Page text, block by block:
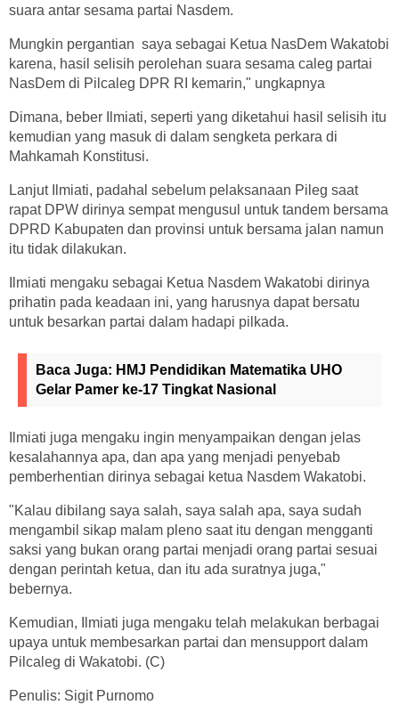
suara antar sesama partai Nasdem.
Mungkin pergantian saya sebagai Ketua NasDem Wakatobi
karena, hasil selisih perolehan suara sesama caleg partai
NasDem di Pilcaleg DPR RI kemarin," ungkapnya
Dimana, beber Ilmiati, seperti yang diketahui hasil selisih itu
kemudian yang masuk di dalam sengketa perkara di
Mahkamah Konstitusi.
Lanjut Ilmiati, padahal sebelum pelaksanaan Pileg saat
rapat DPW dirinya sempat mengusul untuk tandem bersama
DPRD Kabupaten dan provinsi untuk bersama jalan namun
itu tidak dilakukan.
Ilmiati mengaku sebagai Ketua Nasdem Wakatobi dirinya
prihatin pada keadaan ini, yang harusnya dapat bersatu
untuk besarkan partai dalam hadapi pilkada.
Baca Juga: HMJ Pendidikan Matematika UHO
Gelar Pamer ke-17 Tingkat Nasional
Ilmiati juga mengaku ingin menyampaikan dengan jelas
kesalahannya apa, dan apa yang menjadi penyebab
pemberhentian dirinya sebagai ketua Nasdem Wakatobi.
"Kalau dibilang saya salah, saya salah apa, saya sudah
mengambil sikap malam pleno saat itu dengan mengganti
saksi yang bukan orang partai menjadi orang partai sesuai
dengan perintah ketua, dan itu ada suratnya juga,"
bebernya.
Kemudian, Ilmiati juga mengaku telah melakukan berbagai
upaya untuk membesarkan partai dan mensupport dalam
Pilcaleg di Wakatobi. (C)
Penulis: Sigit Purnomo